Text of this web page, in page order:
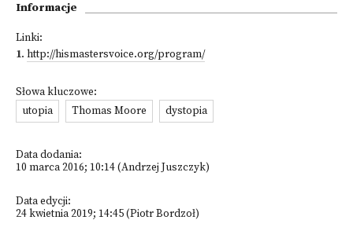
Informacje
Linki:
1. http://hismastersvoice.org/program/
Słowa kluczowe:
utopia
Thomas Moore dystopia
Data dodania:
10 marca 2016; 10:14 (Andrzej Juszczyk)
Data edycji:
24 kwietnia 2019; 14:45 (Piotr Bordzoł)